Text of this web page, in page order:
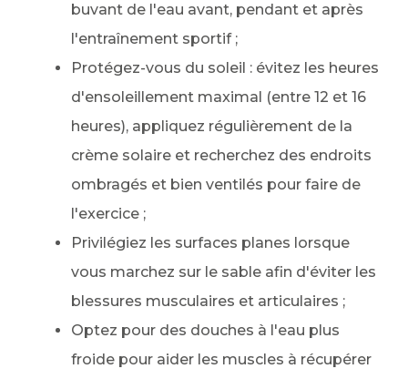
buvant de l'eau avant, pendant et après
l'entraînement sportif ;
Protégez-vous du soleil : évitez les heures
d'ensoleillement maximal (entre 12 et 16
heures), appliquez régulièrement de la
crème solaire et recherchez des endroits
ombragés et bien ventilés pour faire de
l'exercice ;
Privilégiez les surfaces planes lorsque
vous marchez sur le sable afin d'éviter les
blessures musculaires et articulaires ;
Optez pour des douches à l'eau plus
froide pour aider les muscles à récupérer